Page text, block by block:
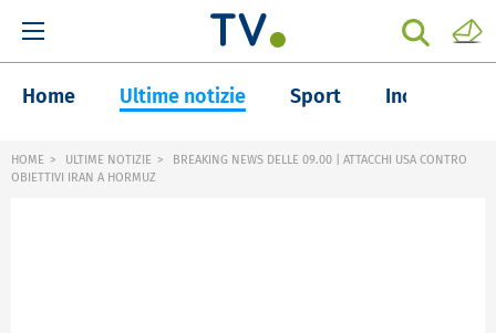
Home Ultime notizie Sport Inchieste
HOME ULTIME NOTIZIE
BREAKING NEWS DELLE 09.00 | ATTACCHI USA CONTRO
OBIETTIVI IRAN A HORMUZ